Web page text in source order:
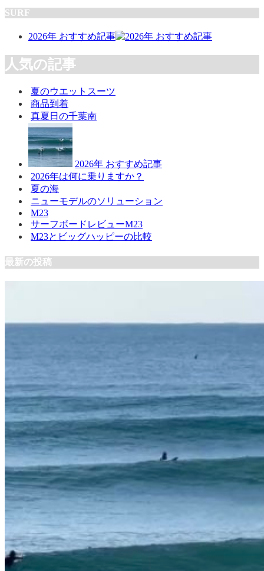
SURF
2026年 おすすめ記事
人気の記事
夏のウエットスーツ
商品到着
真夏日の千葉南
2026年 おすすめ記事
2026年は何に乗りますか？
夏の海
ニューモデルのソリューション
M23
サーフボードレビューM23
M23とビッグハッピーの比較
最新の投稿